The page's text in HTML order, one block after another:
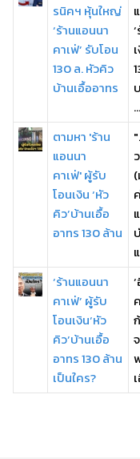
รนิคฯ หุ้นใหญ่
‘ร้านแอนนา
คาเฟ่’ รับโอน
130 ล. หัวคิว
บ้านเอื้ออาทร
...
ตามหา 'ร้าน
แอนนา
คาเฟ่' ผู้รับ
โอนเงิน ‘หัว
คิว’บ้านเอื้อ
อาทร 130 ล้าน
‘ร้านแอนนา
คาเฟ่’ ผู้รับ
โอนเงิน‘หัว
คิว’บ้านเอื้อ
อาทร 130 ล้าน
เป็นใคร?